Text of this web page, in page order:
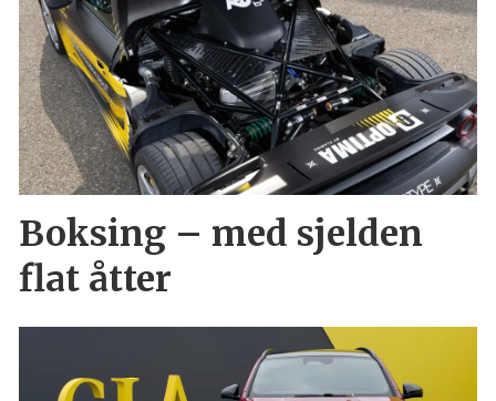
Boksing – med sjelden
flat åtter